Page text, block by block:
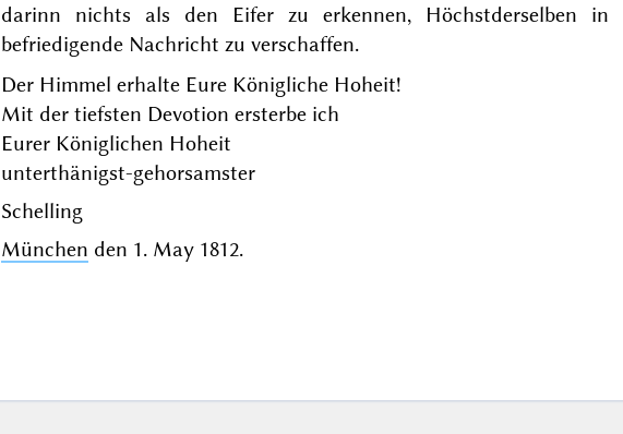
darinn nichts als den Eifer zu erkennen, Höchstderselben in
befriedigende Nachricht zu verschaffen.
Der Himmel erhalte Eure Königliche Hoheit!
Mit der tiefsten Devotion ersterbe ich
Eurer Königlichen Hoheit
unterthänigst-gehorsamster
Schelling
München den 1. May 1812.